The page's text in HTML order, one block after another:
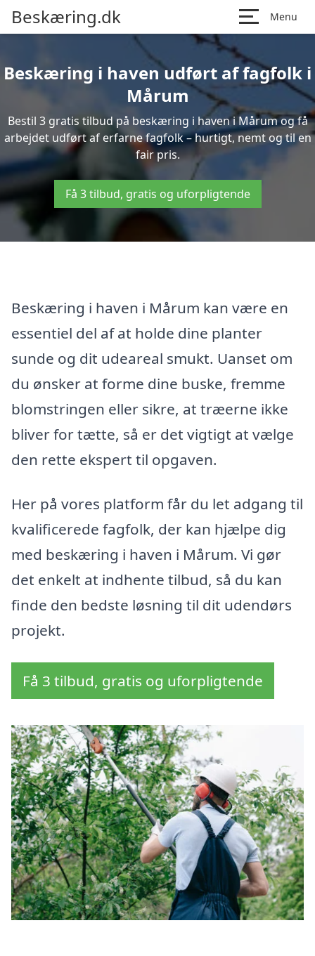
Beskæring.dk Menu
Beskæring i haven udført af fagfolk i
Mårum
Bestil 3 gratis tilbud på beskæring i haven i Mårum og få
arbejdet udført af erfarne fagfolk – hurtigt, nemt og til en
fair pris.
Få 3 tilbud, gratis og uforpligtende
Beskæring i haven i Mårum kan være en
essentiel del af at holde dine planter
sunde og dit udeareal smukt. Uanset om
du ønsker at forme dine buske, fremme
blomstringen eller sikre, at træerne ikke
bliver for tætte, så er det vigtigt at vælge
den rette ekspert til opgaven.
Her på vores platform får du let adgang til
kvalificerede fagfolk, der kan hjælpe dig
med beskæring i haven i Mårum. Vi gør
det enkelt at indhente tilbud, så du kan
finde den bedste løsning til dit udendørs
projekt.
Få 3 tilbud, gratis og uforpligtende